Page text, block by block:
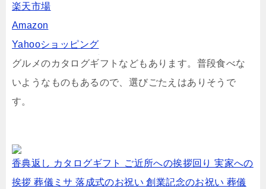
楽天市場
Amazon
Yahooショッピング
グルメのカタログギフトなどもあります。普段食べな
いようなものもあるので、選びごたえはありそうで
す。
香典返し カタログギフト ご近所への挨拶回り 実家への
挨拶 葬儀ミサ 落成式のお祝い 創業記念のお祝い 葬儀